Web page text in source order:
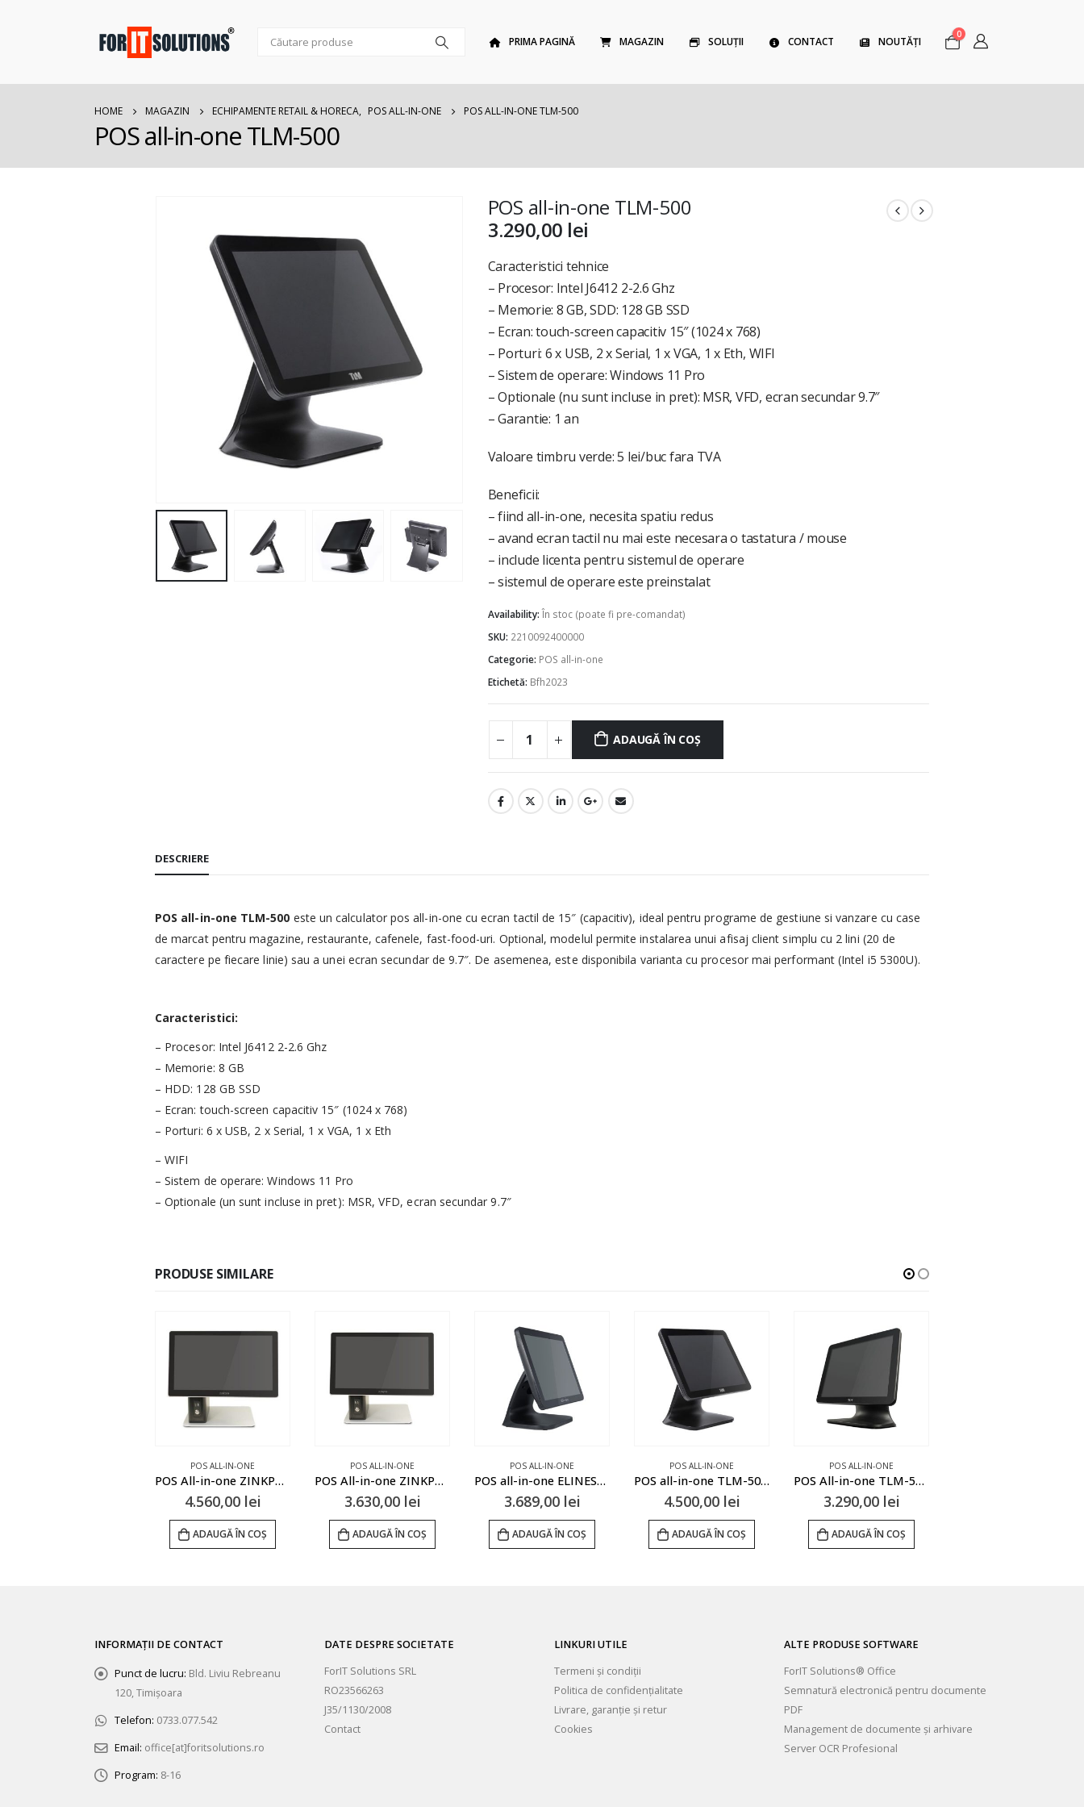
PRIMA PAGINĂ MAGAZIN SOLUȚII CONTACT NOUTĂȚI
0
HOME MAGAZIN ECHIPAMENTE RETAIL & HORECA, POS ALL-IN-ONE POS ALL-IN-ONE TLM-500
POS all-in-one TLM-500
POS all-in-one TLM-500
3.290,00 lei
Caracteristici tehnice
– Procesor: Intel J6412 2-2.6 Ghz
– Memorie: 8 GB, SDD: 128 GB SSD
– Ecran: touch-screen capacitiv 15″ (1024 x 768)
– Porturi: 6 x USB, 2 x Serial, 1 x VGA, 1 x Eth, WIFI
– Sistem de operare: Windows 11 Pro
– Optionale (nu sunt incluse in pret): MSR, VFD, ecran secundar 9.7″
– Garantie: 1 an
Valoare timbru verde: 5 lei/buc fara TVA
Beneficii:
– fiind all-in-one, necesita spatiu redus
– avand ecran tactil nu mai este necesara o tastatura / mouse
– include licenta pentru sistemul de operare
– sistemul de operare este preinstalat
Availability:În stoc (poate fi pre-comandat)
SKU: 2210092400000
Categorie: POS all-in-one
Etichetă: Bfh2023
ADAUGĂ ÎN COȘ
DESCRIERE
POS all-in-one TLM-500 este un calculator pos all-in-one cu ecran tactil de 15″ (capacitiv), ideal pentru programe de gestiune si vanzare cu case
de marcat pentru magazine, restaurante, cafenele, fast-food-uri. Optional, modelul permite instalarea unui afisaj client simplu cu 2 lini (20 de
caractere pe fiecare linie) sau a unei ecran secundar de 9.7″. De asemenea, este disponibila varianta cu procesor mai performant (Intel i5 5300U).
Caracteristici:
– Procesor: Intel J6412 2-2.6 Ghz
– Memorie: 8 GB
– HDD: 128 GB SSD
– Ecran: touch-screen capacitiv 15″ (1024 x 768)
– Porturi: 6 x USB, 2 x Serial, 1 x VGA, 1 x Eth
– WIFI
– Sistem de operare: Windows 11 Pro
– Optionale (un sunt incluse in pret): MSR, VFD, ecran secundar 9.7″
PRODUSE SIMILARE
POS ALL-IN-ONE
POS All-in-one ZINKPOS Z100 i5
4.560,00 lei
ADAUGĂ ÎN COȘ
POS ALL-IN-ONE
POS All-in-one ZINKPOS Z100
3.630,00 lei
ADAUGĂ ÎN COȘ
POS ALL-IN-ONE
POS all-in-one ELINES-IRIS
3.689,00 lei
ADAUGĂ ÎN COȘ
POS ALL-IN-ONE
POS all-in-one TLM-500 i5
4.500,00 lei
ADAUGĂ ÎN COȘ
POS ALL-IN-ONE
POS All-in-one TLM-500 (N97)
3.290,00 lei
ADAUGĂ ÎN COȘ
INFORMAȚII DE CONTACT
Punct de lucru: Bld. Liviu Rebreanu
120, Timișoara
Telefon: 0733.077.542
Email: office[at]foritsolutions.ro
Program: 8-16
DATE DESPRE SOCIETATE
ForIT Solutions SRL
RO23566263
J35/1130/2008
Contact
LINKURI UTILE
Termeni și condiții
Politica de confidențialitate
Livrare, garanție și retur
Cookies
ALTE PRODUSE SOFTWARE
ForIT Solutions® Office
Semnatură electronică pentru documente
PDF
Management de documente și arhivare
Server OCR Profesional